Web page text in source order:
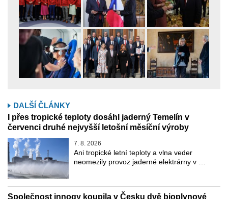
DALŠÍ ČLÁNKY
I přes tropické teploty dosáhl jaderný Temelín v
červenci druhé nejvyšší letošní měsíční výroby
7. 8. 2026
Ani tropické letní teploty a vlna veder
neomezily provoz jaderné elektrárny v …
Společnost innogy koupila v Česku dvě bioplynové